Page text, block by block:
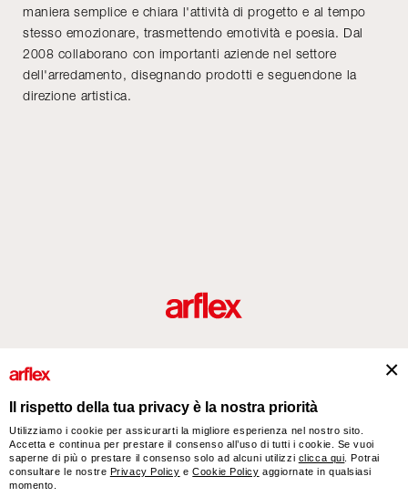
maniera semplice e chiara l'attività di progetto e al tempo
stesso emozionare, trasmettendo emotività e poesia. Dal
2008 collaborano con importanti aziende nel settore
dell'arredamento, disegnando prodotti e seguendone la
direzione artistica.
arflex – sevensalotti spa via Pizzo Scalino 1 20833 Giussano (Monza e Brianza) Italy
- Phone +39 0362 853043 - VAT IT 00703820969 – © arflex - sevensalotti spa 2026
Il rispetto della tua privacy è la nostra priorità
Utilizziamo i cookie per assicurarti la migliore esperienza nel nostro sito.
Accetta e continua per prestare il consenso all’uso di tutti i cookie. Se vuoi
saperne di più o prestare il consenso solo ad alcuni utilizzi clicca qui . Potrai
consultare le nostre Privacy Policy eCookie Policy aggiornate in qualsiasi
momento.